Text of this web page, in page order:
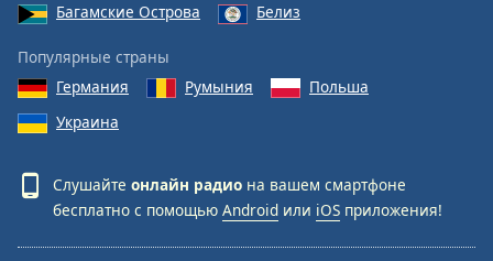
Багамские Острова
Белиз
Популярные страны
Германия
Румыния
Польша
Украина
Слушайте онлайн радио на вашем смартфоне
бесплатно с помощью Android или iOS приложения!